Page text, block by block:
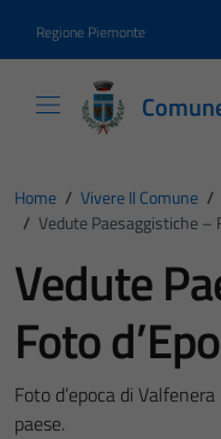
Regione Piemonte
Home / Vivere Il Comune /
/ Vedute Paesaggistiche –
Vedute
Foto
Foto d’epoca di
paese.